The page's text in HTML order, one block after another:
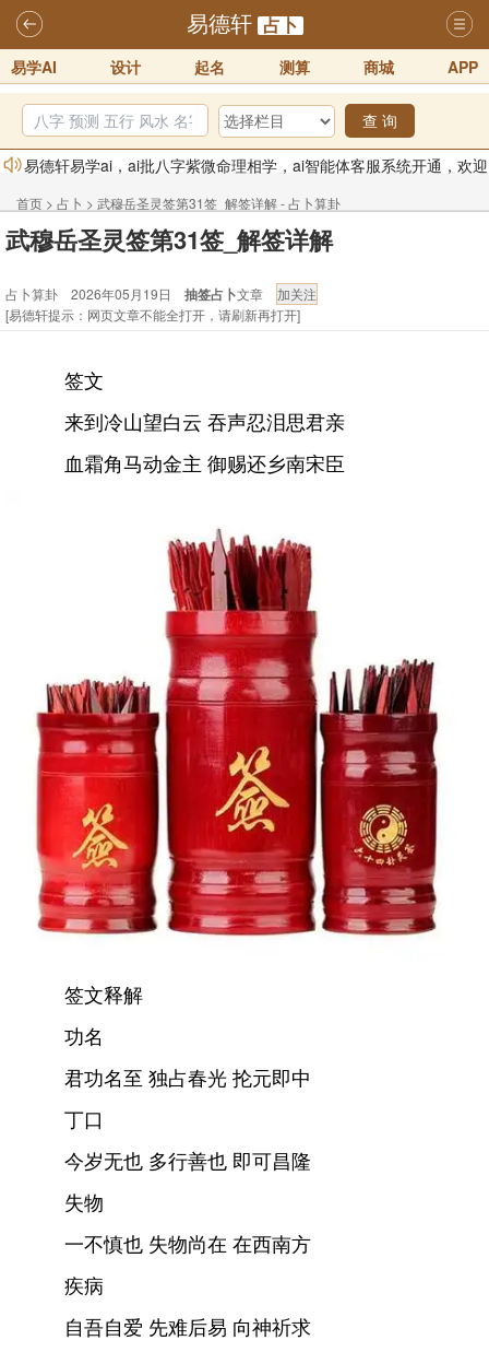
易德轩 占卜
易学AI 设计 起名 测算 商城 APP
查 询
易德轩易学ai，ai批八字紫微命理相学，ai智能体客服系统开通，欢迎
体验！！
2025-07-01
易德轩网重构及升能完成，欢迎大家来体验新程序及感觉！！
2026年化太岁锦囊属马、鼠、牛、龙、兔、狗、鸡生肖化太岁开始预
订！！
2025-10-01
易德轩首席风水大师铁笔居士简介！！
易德轩通告：本网站易德轩商标及LOGO注册声明
首页 > 占卜 > 武穆岳圣灵签第31签_解签详解 - 占卜算卦
武穆岳圣灵签第31签_解签详解
占卜算卦 2026年05月19日 抽签占卜文章
[易德轩提示：网页文章不能全打开，请刷新再打开]
签文
来到冷山望白云 吞声忍泪思君亲
血霜角马动金主 御赐还乡南宋臣
签文释解
功名
君功名至 独占春光 抡元即中
丁口
今岁无也 多行善也 即可昌隆
失物
一不慎也 失物尚在 在西南方
疾病
自吾自爱 先难后易 向神祈求